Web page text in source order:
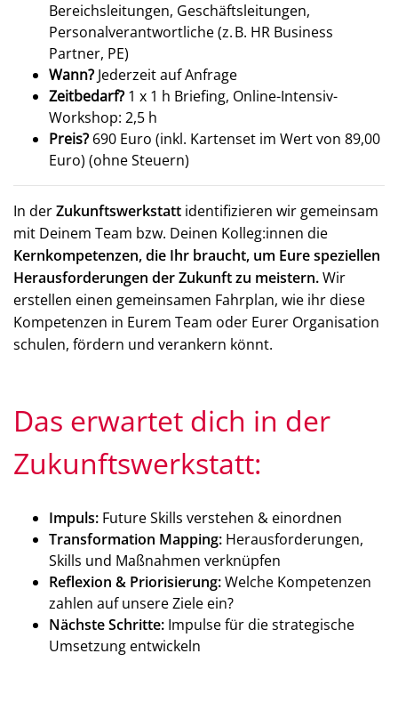
Bereichsleitungen, Geschäftsleitungen,
Personalverantwortliche (z. B. HR Business
Partner, PE)
Wann? Jederzeit auf Anfrage
Zeitbedarf? 1 x 1 h Briefing, Online-Intensiv-
Workshop: 2,5 h
Preis? 690 Euro (inkl. Kartenset im Wert von 89,00
Euro) (ohne Steuern)
In derZukunftswerkstatt identifizieren wir gemeinsam
mit Deinem Team bzw. Deinen Kolleg:innen die
Kernkompetenzen, die Ihr braucht, um Eure speziellen
Herausforderungen der Zukunft zu meistern.Wir
erstellen einen gemeinsamen Fahrplan, wie ihr diese
Kompetenzen in Eurem Team oder Eurer Organisation
schulen, fördern und verankern könnt.
Das erwartet dich in der
Zukunftswerkstatt:
Impuls: Future Skills verstehen & einordnen
Transformation Mapping: Herausforderungen,
Skills und Maßnahmen verknüpfen
Reflexion & Priorisierung:Welche Kompetenzen
zahlen auf unsere Ziele ein?
Nächste Schritte: Impulse für die strategische
Umsetzung entwickeln